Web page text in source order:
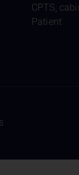
CPTS,
Patient